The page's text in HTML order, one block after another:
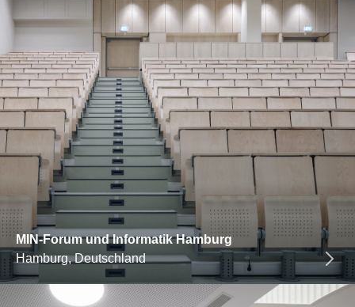
MIN-Forum und Informatik Hamburg
Hamburg, Deutschland